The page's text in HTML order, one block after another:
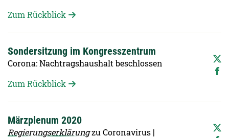
Zum Rückblick
Sondersitzung im Kongresszentrum
Corona: Nachtragshaushalt beschlossen
Zum Rückblick
Märzplenum 2020
Regierungserklärungzu Coronavirus |